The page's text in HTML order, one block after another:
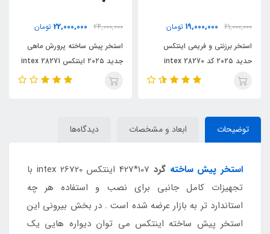
21,000,000
19,000,000 تومان
استخر برزنتی و فریمی اینتکس
حدید ۲۰۲۵ کد intex 28270
24,000,000
22,000,000 تومان
استخر پیش ساخته پرورش ماهی
جدید ۲۰۲۵ اینتکس intex 28271
توضیحات ابعاد و مشخصات دیدگاه‌ها
استخر پیش ساخته گرد
107*427 اینتکس intex 26720 با
تجهیزات کامل جانبی برای نصب و استفاده هر چه
استاندارد تر به بازار عرضه شده است . در بخش بیرونی این
استخر پیش ساخته اینتکس می توان دیواره هایی یک